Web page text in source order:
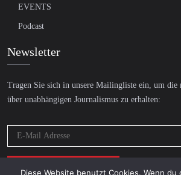
EVENTS
Podcast
Newsletter
Tragen Sie sich in unsere Mailingliste ein, um die
über unabhängigen Journalismus zu erhalten:
Diese Website benutzt Cookies. Wenn